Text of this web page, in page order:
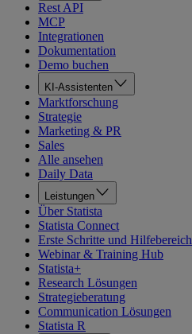
Rest API
MCP
Integrationen
Dokumentation
Demo buchen
KI-Assistenten
Marktforschung
Strategie
Marketing & PR
Sales
Alle ansehen
Daily Data
Leistungen
Über Statista
Statista Connect
Erste Schritte und Hilfebereich
Webinar & Training Hub
Statista+
Research Lösungen
Strategieberatung
Communication Lösungen
Statista R